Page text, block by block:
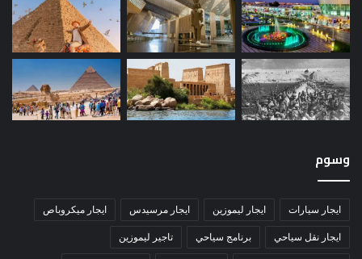
وسوم
ايجار سيارات ايجار ليموزين ايجار مرسيدس ايجار ميكروباص
ايجار نقل سياحي برنامج سياحي تاجير ليموزين